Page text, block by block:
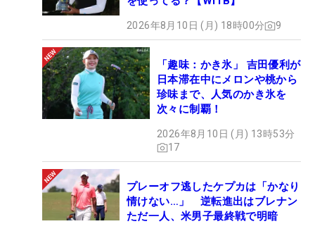
2026年8月10日 (月) 18時00分 9
「趣味：かき氷」 吉田優利が
日本滞在中にメロンや桃から
珍味まで、人気のかき氷を
次々に制覇！
2026年8月10日 (月) 13時53分
17
プレーオフ逃したケプカは「かなり
情けない…」 逆転進出はブレナン
ただ一人、米男子最終戦で明暗